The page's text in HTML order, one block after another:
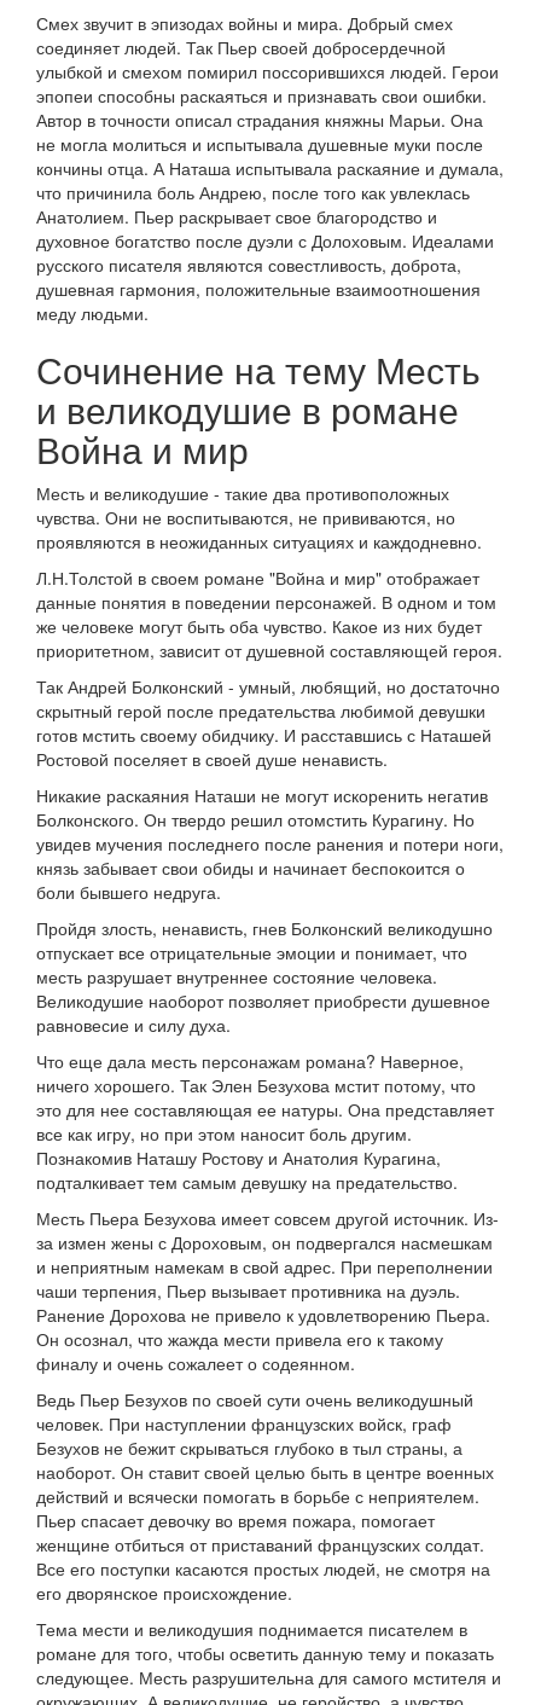
Смех звучит в эпизодах войны и мира. Добрый смех
соединяет людей. Так Пьер своей добросердечной
улыбкой и смехом помирил поссорившихся людей. Герои
эпопеи способны раскаяться и признавать свои ошибки.
Автор в точности описал страдания княжны Марьи. Она
не могла молиться и испытывала душевные муки после
кончины отца. А Наташа испытывала раскаяние и думала,
что причинила боль Андрею, после того как увлеклась
Анатолием. Пьер раскрывает свое благородство и
духовное богатство после дуэли с Долоховым. Идеалами
русского писателя являются совестливость, доброта,
душевная гармония, положительные взаимоотношения
меду людьми.
Сочинение на тему Месть
и великодушие в романе
Война и мир
Месть и великодушие - такие два противоположных
чувства. Они не воспитываются, не прививаются, но
проявляются в неожиданных ситуациях и каждодневно.
Л.Н.Толстой в своем романе "Война и мир" отображает
данные понятия в поведении персонажей. В одном и том
же человеке могут быть оба чувство. Какое из них будет
приоритетном, зависит от душевной составляющей героя.
Так Андрей Болконский - умный, любящий, но достаточно
скрытный герой после предательства любимой девушки
готов мстить своему обидчику. И расставшись с Наташей
Ростовой поселяет в своей душе ненависть.
Никакие раскаяния Наташи не могут искоренить негатив
Болконского. Он твердо решил отомстить Курагину. Но
увидев мучения последнего после ранения и потери ноги,
князь забывает свои обиды и начинает беспокоится о
боли бывшего недруга.
Пройдя злость, ненависть, гнев Болконский великодушно
отпускает все отрицательные эмоции и понимает, что
месть разрушает внутреннее состояние человека.
Великодушие наоборот позволяет приобрести душевное
равновесие и силу духа.
Что еще дала месть персонажам романа? Наверное,
ничего хорошего. Так Элен Безухова мстит потому, что
это для нее составляющая ее натуры. Она представляет
все как игру, но при этом наносит боль другим.
Познакомив Наташу Ростову и Анатолия Курагина,
подталкивает тем самым девушку на предательство.
Месть Пьера Безухова имеет совсем другой источник. Из-
за измен жены с Дороховым, он подвергался насмешкам
и неприятным намекам в свой адрес. При переполнении
чаши терпения, Пьер вызывает противника на дуэль.
Ранение Дорохова не привело к удовлетворению Пьера.
Он осознал, что жажда мести привела его к такому
финалу и очень сожалеет о содеянном.
Ведь Пьер Безухов по своей сути очень великодушный
человек. При наступлении французских войск, граф
Безухов не бежит скрываться глубоко в тыл страны, а
наоборот. Он ставит своей целью быть в центре военных
действий и всячески помогать в борьбе с неприятелем.
Пьер спасает девочку во время пожара, помогает
женщине отбиться от приставаний французских солдат.
Все его поступки касаются простых людей, не смотря на
его дворянское происхождение.
Тема мести и великодушия поднимается писателем в
романе для того, чтобы осветить данную тему и показать
следующее. Месть разрушительна для самого мстителя и